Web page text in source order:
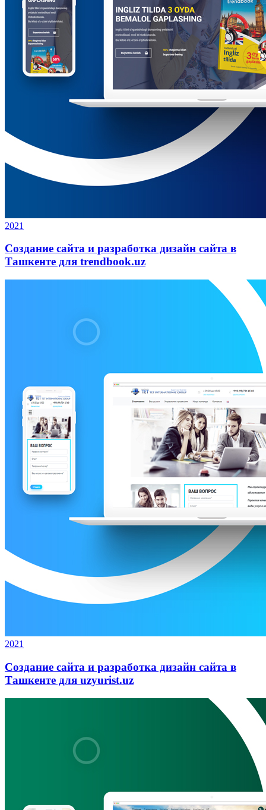
2021
Создание сайта и разработка дизайн сайта в
Ташкенте для trendbook.uz
2021
Создание сайта и разработка дизайн сайта в
Ташкенте для uzyurist.uz